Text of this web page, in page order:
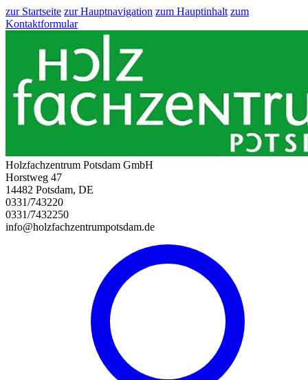
zur Startseite zur Hauptnavigation zum Hauptinhalt zum
Kontaktformular
Holzfachzentrum Potsdam GmbH
Horstweg 47
14482 Potsdam, DE
0331/743220
0331/7432250
info@holzfachzentrumpotsdam.de